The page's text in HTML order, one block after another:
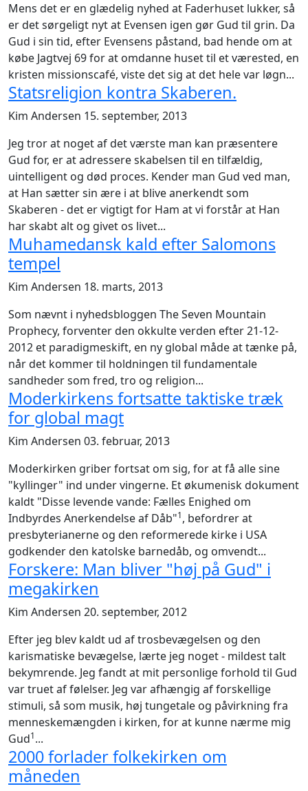
Mens det er en glædelig nyhed at Faderhuset lukker, så
er det sørgeligt nyt at Evensen igen gør Gud til grin. Da
Gud i sin tid, efter Evensens påstand, bad hende om at
købe Jagtvej 69 for at omdanne huset til et værested, en
kristen missionscafé, viste det sig at det hele var løgn...
Statsreligion kontra Skaberen.
Kim Andersen 15. september, 2013
Jeg tror at noget af det værste man kan præsentere
Gud for, er at adressere skabelsen til en tilfældig,
uintelligent og død proces. Kender man Gud ved man,
at Han sætter sin ære i at blive anerkendt som
Skaberen - det er vigtigt for Ham at vi forstår at Han
har skabt alt og givet os livet...
Muhamedansk kald efter Salomons
tempel
Kim Andersen 18. marts, 2013
Som nævnt i nyhedsbloggen The Seven Mountain
Prophecy, forventer den okkulte verden efter 21-12-
2012 et paradigmeskift, en ny global måde at tænke på,
når det kommer til holdningen til fundamentale
sandheder som fred, tro og religion...
Moderkirkens fortsatte taktiske træk
for global magt
Kim Andersen 03. februar, 2013
Moderkirken griber fortsat om sig, for at få alle sine
"kyllinger" ind under vingerne. Et økumenisk dokument
kaldt "Disse levende vande: Fælles Enighed om
Indbyrdes Anerkendelse af Dåb"1, befordrer at
presbyterianerne og den reformerede kirke i USA
godkender den katolske barnedåb, og omvendt...
Forskere: Man bliver "høj på Gud" i
megakirken
Kim Andersen 20. september, 2012
Efter jeg blev kaldt ud af trosbevægelsen og den
karismatiske bevægelse, lærte jeg noget - mildest talt
bekymrende. Jeg fandt at mit personlige forhold til Gud
var truet af følelser. Jeg var afhængig af forskellige
stimuli, så som musik, høj tungetale og påvirkning fra
menneskemængden i kirken, for at kunne nærme mig
Gud1...
2000 forlader folkekirken om
måneden